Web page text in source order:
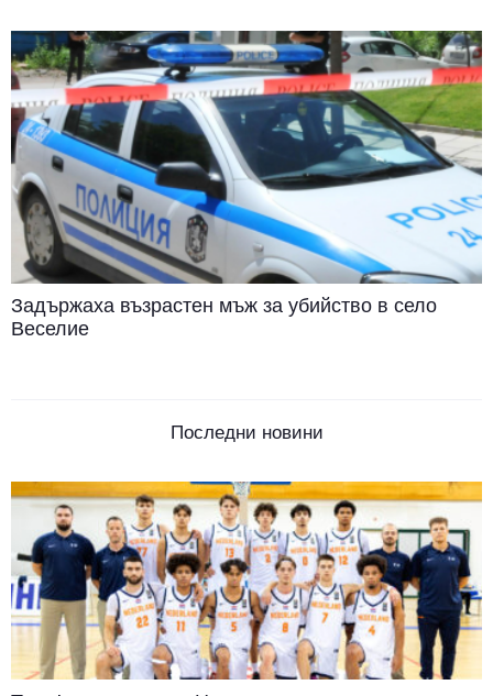
Задържаха възрастен мъж за убийство в село
Веселие
Последни новини